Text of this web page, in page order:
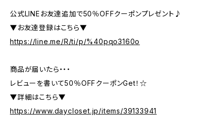
公式LINEお友達追加で50％OFFクーポンプレゼント♪
▼お友達登録はこちら▼
https://line.me/R/ti/p/%40pqo3160o
商品が届いたら・・・
レビューを書いて50％OFFクーポンGet！☆
▼詳細はこちら▼
https://www.daycloset.jp/items/39133941